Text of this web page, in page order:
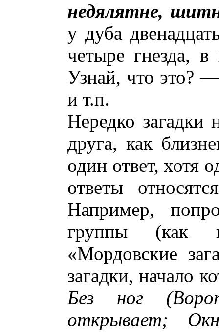
недялятне,
у дуба
четыре гнезда,
Узнай, что это? —
и т.п.
Нередко загадки
друга, как
один ответ, хотя
ответы
Например,
группы (как
«Мордовские
загадки, начало
Без ног
открывает;